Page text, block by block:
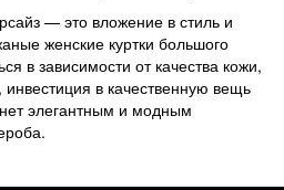
— это вложение в стиль и
женские куртки большого
в зависимости от качества кожи,
в качественную вещь
элегантным и модным